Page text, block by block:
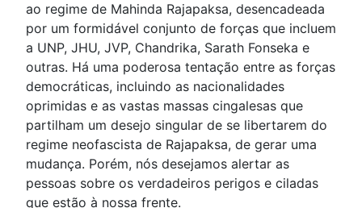
ao regime de Mahinda Rajapaksa, desencadeada
por um formidável conjunto de forças que incluem
a UNP, JHU, JVP, Chandrika, Sarath Fonseka e
outras. Há uma poderosa tentação entre as forças
democráticas, incluindo as nacionalidades
oprimidas e as vastas massas cingalesas que
partilham um desejo singular de se libertarem do
regime neofascista de Rajapaksa, de gerar uma
mudança. Porém, nós desejamos alertar as
pessoas sobre os verdadeiros perigos e ciladas
que estão à nossa frente.